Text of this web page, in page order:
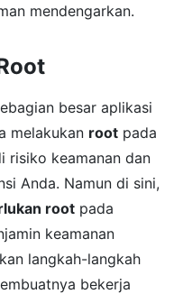
mendengarkan.
besar aplikasi
melakukan root pada
risiko keamanan dan
Anda. Namun di sini,
root pada
keamanan
langkah-langkah
bekerja